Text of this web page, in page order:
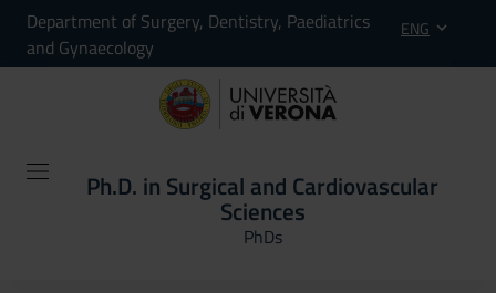
Department of Surgery, Dentistry, Paediatrics
and Gynaecology
ENG
Ph.D. in Surgical and Cardiovascular
Sciences
PhDs